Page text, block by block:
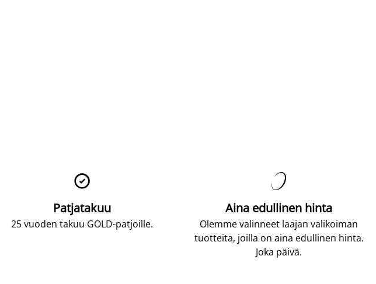

Patjatakuu
25 vuoden takuu GOLD-patjoille.

Aina edullinen hinta
Olemme valinneet laajan valikoiman
tuotteita, joilla on aina edullinen hinta.
Joka päivä.